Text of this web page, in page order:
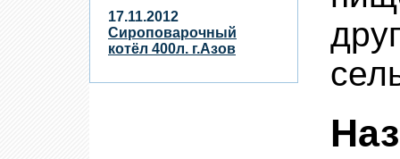
17.11.2012
Сироповарочный
котёл 400л. г.Азов